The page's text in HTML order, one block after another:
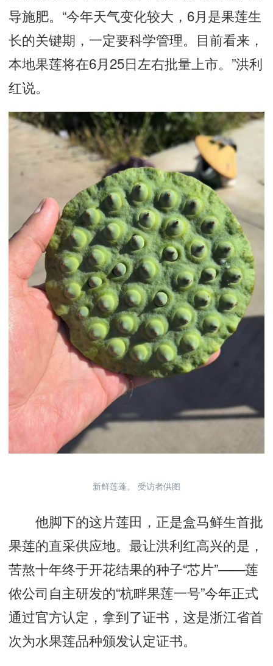
导施肥。“今年天气变化较大，6月是果莲生
长的关键期，一定要科学管理。目前看来，
本地果莲将在6月25日左右批量上市。”洪利
红说。
新鲜莲蓬。 受访者供图
他脚下的这片莲田，正是盒马鲜生首批
果莲的直采供应地。最让洪利红高兴的是，
苦熬十年终于开花结果的种子“芯片”——莲
侬公司自主研发的“杭畔果莲一号”今年正式
通过官方认定，拿到了证书，这是浙江省首
次为水果莲品种颁发认定证书。